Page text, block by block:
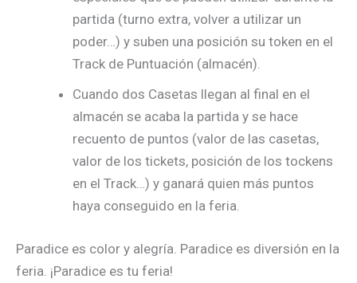
partida (turno extra, volver a utilizar un
poder…) y suben una posición su token en el
Track de Puntuación (almacén).
Cuando dos Casetas llegan al final en el
almacén se acaba la partida y se hace
recuento de puntos (valor de las casetas,
valor de los tickets, posición de los tockens
en el Track…) y ganará quien más puntos
haya conseguido en la feria.
Paradice es color y alegría. Paradice es diversión en la
feria. ¡Paradice es tu feria!